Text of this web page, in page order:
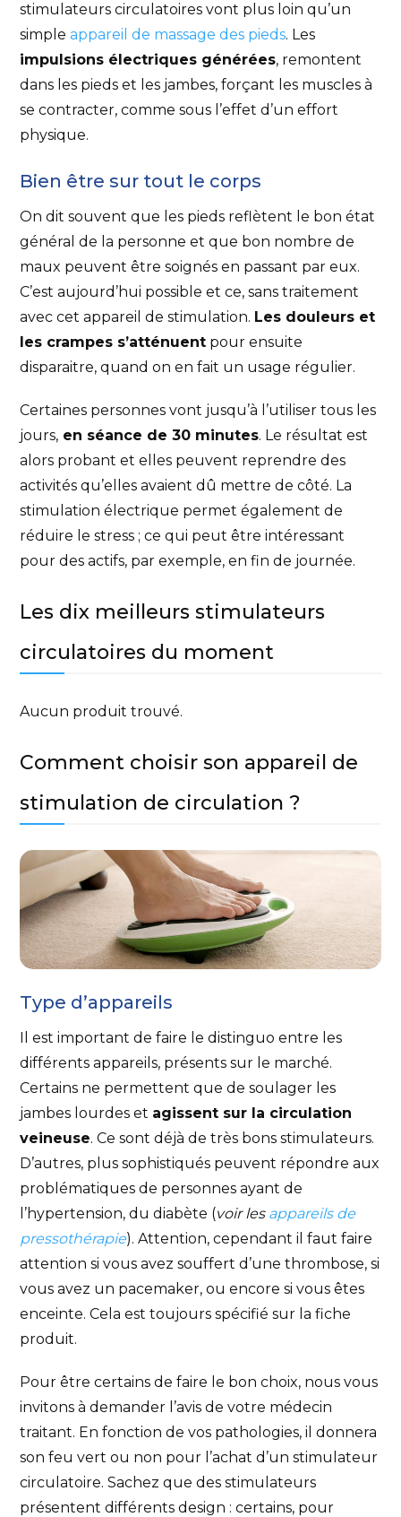
stimulateurs circulatoires vont plus loin qu’un
simpleappareil de massage des pieds. Les
impulsions électriques générées, remontent
dans les pieds et les jambes, forçant les muscles à
se contracter, comme sous l’effet d’un effort
physique.
Bien être sur tout le corps
On dit souvent que les pieds reflètent le bon état
général de la personne et que bon nombre de
maux peuvent être soignés en passant par eux.
C’est aujourd’hui possible et ce, sans traitement
avec cet appareil de stimulation. Les douleurs et
les crampes s’atténuent pour ensuite
disparaitre, quand on en fait un usage régulier.
Certaines personnes vont jusqu’à l’utiliser tous les
jours, en séance de 30 minutes. Le résultat est
alors probant et elles peuvent reprendre des
activités qu’elles avaient dû mettre de côté. La
stimulation électrique permet également de
réduire le stress ; ce qui peut être intéressant
pour des actifs, par exemple, en fin de journée.
Les dix meilleurs stimulateurs
circulatoires du moment
Aucun produit trouvé.
Comment choisir son appareil de
stimulation de circulation ?
Type d’appareils
Il est important de faire le distinguo entre les
différents appareils, présents sur le marché.
Certains ne permettent que de soulager les
jambes lourdes et agissent sur la circulation
veineuse. Ce sont déjà de très bons stimulateurs.
D’autres, plus sophistiqués peuvent répondre aux
problématiques de personnes ayant de
l’hypertension, du diabète (voir les appareils de
pressothérapie). Attention, cependant il faut faire
attention si vous avez souffert d’une thrombose, si
vous avez un pacemaker, ou encore si vous êtes
enceinte. Cela est toujours spécifié sur la fiche
produit.
Pour être certains de faire le bon choix, nous vous
invitons à demander l’avis de votre médecin
traitant. En fonction de vos pathologies, il donnera
son feu vert ou non pour l’achat d’un stimulateur
circulatoire. Sachez que des stimulateurs
présentent différents design : certains, pour